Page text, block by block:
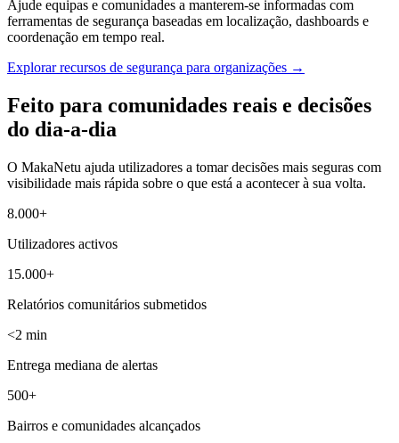
Ajude equipas e comunidades a manterem-se informadas com
ferramentas de segurança baseadas em localização, dashboards e
coordenação em tempo real.
Explorar recursos de segurança para organizações →
Feito para comunidades reais e decisões
do dia-a-dia
O MakaNetu ajuda utilizadores a tomar decisões mais seguras com
visibilidade mais rápida sobre o que está a acontecer à sua volta.
8.000+
Utilizadores activos
15.000+
Relatórios comunitários submetidos
<2 min
Entrega mediana de alertas
500+
Bairros e comunidades alcançados